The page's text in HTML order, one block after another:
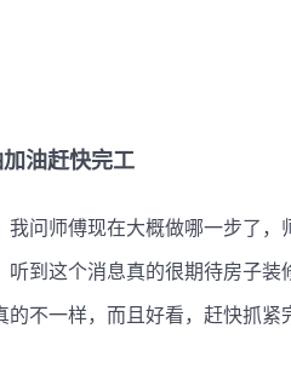
油赶快完工
我问师傅现在大概做哪一步了
听到这个消息真的很期待房子
的不一样，而且好看，赶快抓